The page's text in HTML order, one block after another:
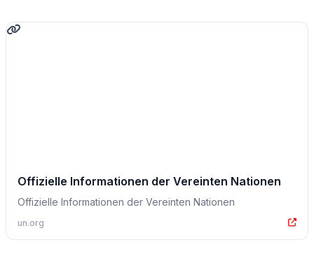
Offizielle Informationen der Vereinten Nationen
Offizielle Informationen der Vereinten Nationen
un.org